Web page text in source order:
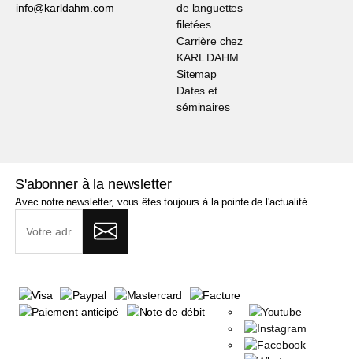
info@karldahm.com
de languettes
filetées
Carrière chez
KARL DAHM
Sitemap
Dates et
séminaires
S'abonner à la newsletter
Avec notre newsletter, vous êtes toujours à la pointe de l'actualité.